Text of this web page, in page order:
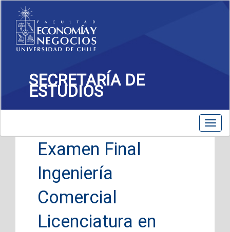
SECRETARÍA DE
ESTUDIOS
Examen Final
Ingeniería
Comercial
Licenciatura en